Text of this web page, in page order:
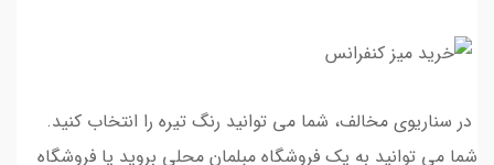
در سناریوی مخالف، شما می توانید رنگ تیره را انتخاب کنید.
شما می توانید به یک فروشگاه مبلمان محلی بروید یا فروشگاه